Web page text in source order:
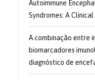
Autoimmune
Syndromes: A
A combinação entre
biomarcadores
diagnóstico de